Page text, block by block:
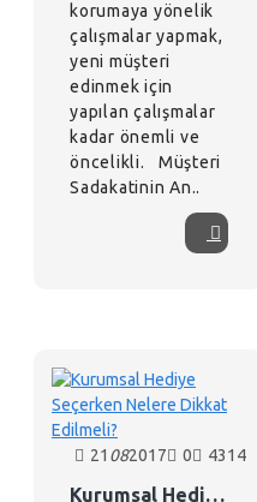
korumaya yönelik
çalışmalar yapmak,
yeni müşteri
edinmek için
yapılan çalışmalar
kadar önemli ve
öncelikli. Müşteri
Sadakatinin An..
21 082017 0 4314
Kurumsal Hediye Seçerken Nelere Dikkat Edilmeli?